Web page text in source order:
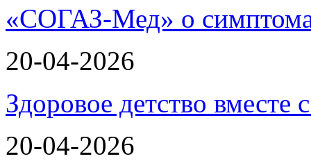
«СОГАЗ-Мед» о
20-04-2026
Здоровое детство
20-04-2026